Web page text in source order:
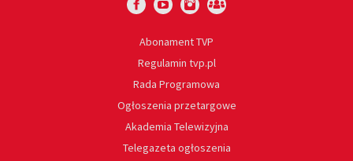
Abonament TVP
Regulamin tvp.pl
Rada Programowa
Ogłoszenia przetargowe
Akademia Telewizyjna
Telegazeta ogłoszenia